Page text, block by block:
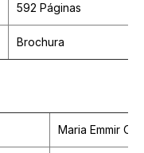
592 Páginas
Brochura
Maria Emmir